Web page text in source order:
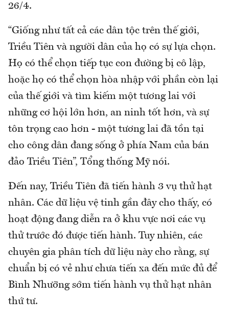
26/4.
“Giống như tất cả các dân tộc trên thế giới,
Triều Tiên và người dân của họ có sự lựa chọn.
Họ có thể chọn tiếp tục con đường bị cô lập,
hoặc họ có thể chọn hòa nhập với phần còn lại
của thế giới và tìm kiếm một tương lai với
những cơ hội lớn hơn, an ninh tốt hơn, và sự
tôn trọng cao hơn - một tương lai đã tồn tại
cho công dân đang sống ở phía Nam của bán
đảo Triều Tiên”, Tổng thống Mỹ nói.
Đến nay, Triều Tiên đã tiến hành 3 vụ thử hạt
nhân. Các dữ liệu vệ tinh gần đây cho thấy, có
hoạt động đang diễn ra ở khu vực nơi các vụ
thử trước đó được tiến hành. Tuy nhiên, các
chuyên gia phân tích dữ liệu này cho rằng, sự
chuẩn bị có vẻ như chưa tiến xa đến mức đủ để
Bình Nhưỡng sớm tiến hành vụ thử hạt nhân
thứ tư.